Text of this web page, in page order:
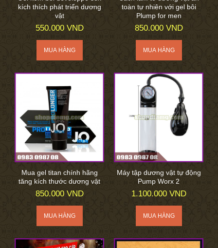
kích thích phát triển dương
vật
550.000 VND
toàn tự nhiên với gel bôi
Plump for men
850.000 VND
Mua gel titan chính hãng
tăng kích thước dương vật
850.000 VND
Máy tập dương vật tự động
Pump Worx 2
1.100.000 VND